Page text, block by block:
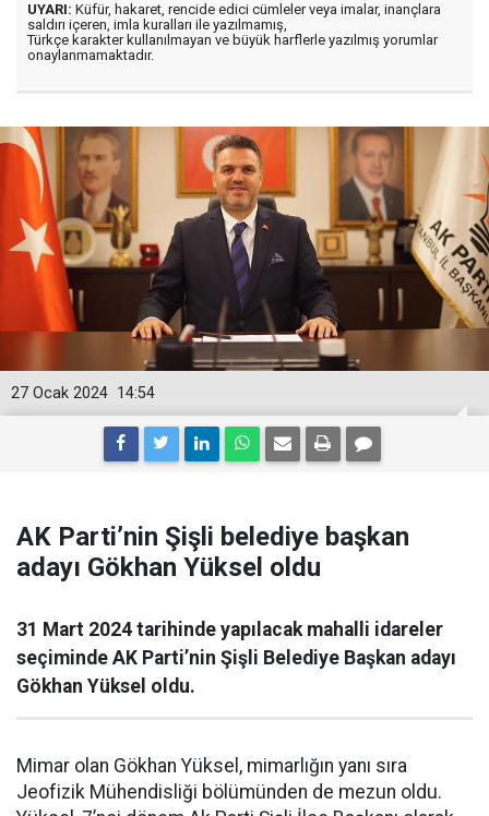
UYARI: Küfür, hakaret, rencide edici cümleler veya imalar, inançlara
saldırı içeren, imla kuralları ile yazılmamış,
Türkçe karakter kullanılmayan ve büyük harflerle yazılmış yorumlar
onaylanmamaktadır.
14:54
27 Ocak 2024
AK Parti’nin Şişli belediye başkan
adayı Gökhan Yüksel oldu
31 Mart 2024 tarihinde yapılacak mahalli idareler
seçiminde AK Parti’nin Şişli Belediye Başkan adayı
Gökhan Yüksel oldu.
Mimar olan Gökhan Yüksel, mimarlığın yanı sıra
Jeofizik Mühendisliği bölümünden de mezun oldu.